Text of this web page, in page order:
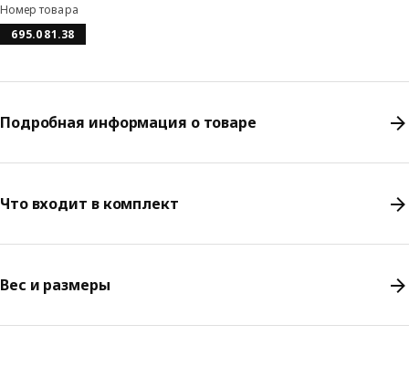
Номер товара
695.081.38
Подробная информация о товаре
Что входит в комплект
Вес и размеры